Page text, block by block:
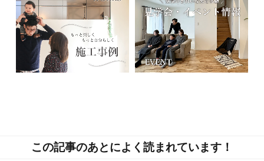
この記事のあとによく読まれています！